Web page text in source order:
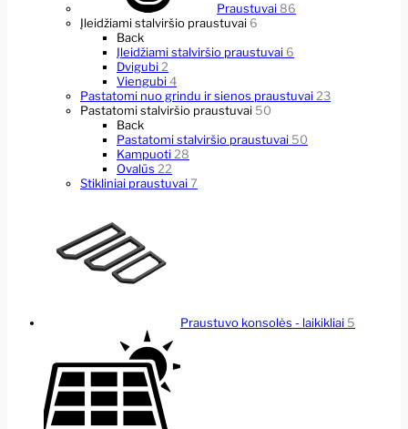
Praustuvai 86
Įleidžiami stalviršio praustuvai 6
Back
Įleidžiami stalviršio praustuvai 6
Dvigubi2
Viengubi4
Pastatomi nuo grindu ir sienos praustuvai23
Pastatomi stalviršio praustuvai 50
Back
Pastatomi stalviršio praustuvai 50
Kampuoti28
Ovalūs 22
Stikliniai praustuvai7
Praustuvo konsolės - laikikliai 5